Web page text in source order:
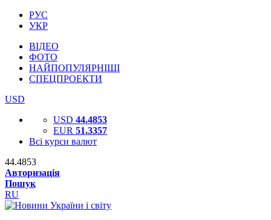
РУС
УКР
ВІДЕО
ФОТО
НАЙПОПУЛЯРНІШІ
СПЕЦПРОЕКТИ
USD
USD 44.4853
EUR 51.3357
Всі курси валют
44.4853
Авторизація
Пошук
RU